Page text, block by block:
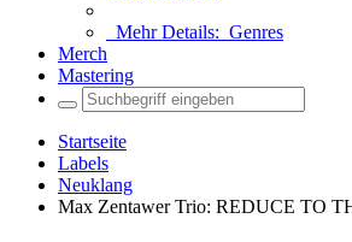
Mehr Details: Genres
Merch
Mastering
Startseite
Labels
Neuklang
Max Zentawer Trio: REDUCE TO